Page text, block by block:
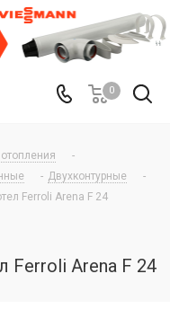
0
-
- Двухконтурные
-
Ferroli Arena F 24
Ferroli Arena F 24